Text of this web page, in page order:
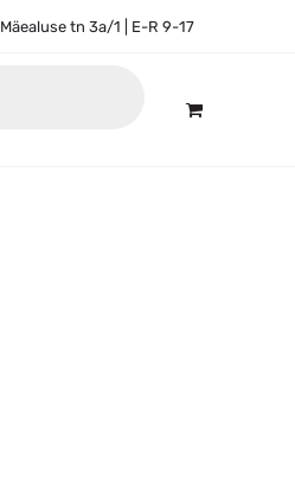
Mäealuse tn 3a/1 | E-R 9-17